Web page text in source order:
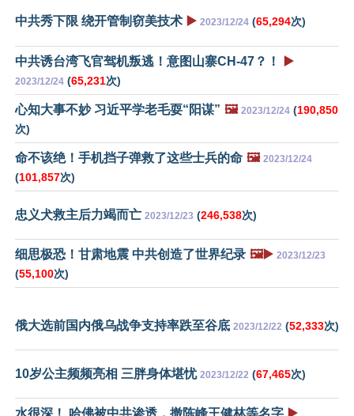
中共秀下限 绕开管制窃美技术 ▶️ 2023/12/24 (65,294次)
中共诱台湾飞官驾机叛逃！意图山寨CH-47？！ ▶️
2023/12/24 (65,231次)
心知大事不妙 习近平学老毛耍“阳谋” 🖼️ 2023/12/24 (190,850
次)
命不该绝！手机挡子弹救了这些士兵的命 🖼️ 2023/12/24
(101,857次)
忠义犬救主后力竭而亡 2023/12/23 (246,538次)
细思极恐！甘肃地震 中共创造了世界纪录 🖼️▶️ 2023/12/23
(55,100次)
俄大选前国内俄乌战争支持率跌至谷底 2023/12/22 (52,333次)
10岁公主频频亮相 三胖身体堪忧 2023/12/22 (67,465次)
水很深！ 哈佛被中共渗透，撤陈峰王健林等名字 ▶️